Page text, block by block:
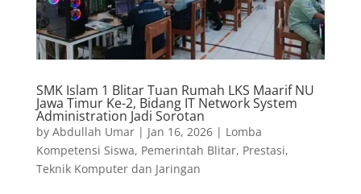
SMK Islam 1 Blitar Tuan Rumah LKS Maarif NU
Jawa Timur Ke-2, Bidang IT Network System
Administration Jadi Sorotan
by Abdullah Umar| Jan 16, 2026| Lomba
Kompetensi Siswa, Pemerintah Blitar, Prestasi,
Teknik Komputer dan Jaringan